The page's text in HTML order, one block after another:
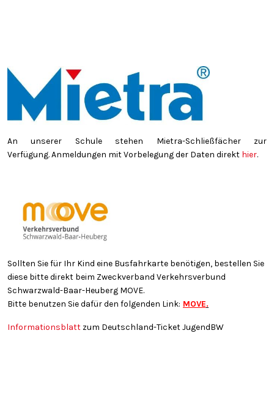
An unserer Schule stehen Mietra-Schließfächer zur
Verfügung. Anmeldungen mit Vorbelegung der Daten direkt hier.
Sollten Sie für Ihr Kind eine Busfahrkarte benötigen, bestellen Sie
diese bitte direkt beim Zweckverband Verkehrsverbund
Schwarzwald-Baar-Heuberg MOVE.
Bitte benutzen Sie dafür den folgenden Link: MOVE.
Informationsblatt zum Deutschland-Ticket JugendBW